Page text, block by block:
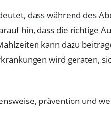
dass während des
hin, dass die richtige
kann dazu
wird geraten,